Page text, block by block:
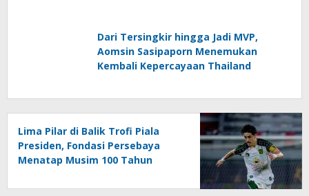
Dari Tersingkir hingga Jadi MVP,
Aomsin Sasipaporn Menemukan
Kembali Kepercayaan Thailand
Lima Pilar di Balik Trofi Piala
Presiden, Fondasi Persebaya
Menatap Musim 100 Tahun